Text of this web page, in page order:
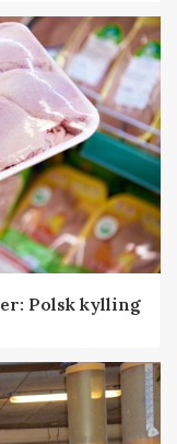
Polsk kylling